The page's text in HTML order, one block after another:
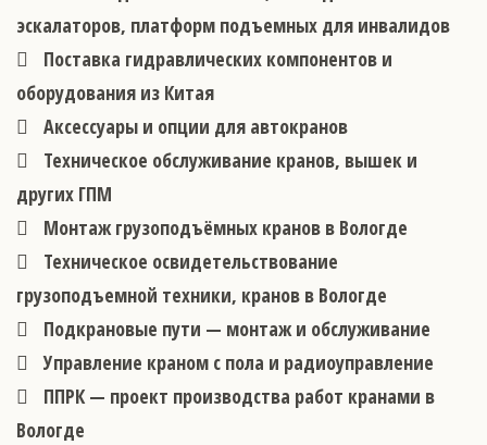
эскалаторов, платформ подъемных для инвалидов
Поставка гидравлических компонентов и
оборудования из Китая
Аксессуары и опции для автокранов
Техническое обслуживание кранов, вышек и
других ГПМ
Монтаж грузоподъёмных кранов в Вологде
Техническое освидетельствование
грузоподъемной техники, кранов в Вологде
Подкрановые пути — монтаж и обслуживание
Управление краном с пола и радиоуправление
ППРК — проект производства работ кранами в
Вологде